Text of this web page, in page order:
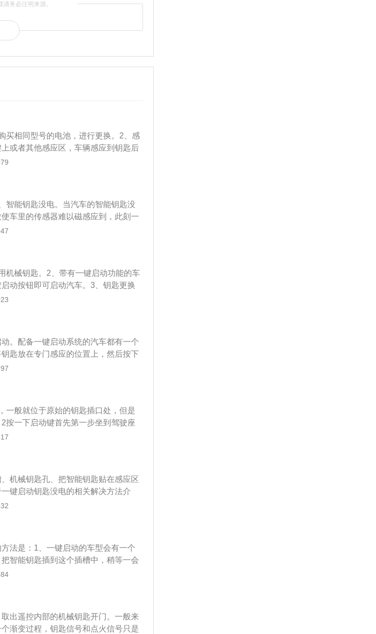
务必注明来源。
买相同型号的电池，进行更换。2、感
或者其他感应区，车辆感应到钥匙后
钥匙的插槽，可以将智能钥匙直接
有机械钥匙的钥匙片，将钥匙片插
都是有使用寿命的，一旦发现电池没
用。车主如果发现钥匙的灵敏度变
电量变低，建议及早更换，或者购买
智能钥匙没电。当汽车的智能钥匙没
车里的传感器难以磁感应到，此刻一
智能钥匙都是会配置一个机械设备锁
，这暗含着一个安全隐患，那便是时
启动受阻。解决方案：上下旋转汽车
键释放出来支撑力解除方向盘锁；将
孔开展运行。3、车辆电瓶亏电。一
推动启动机、起动机出现异常没法推
据大灯、音响喇叭开展分辨。如果确
进行维修。4、按钮损坏。可能是一
不良。解决方案：及时更换插头或按
及时更换。6、车身和发动机接地线
主去维修店维修传感器，若损坏严重
是：无线射频识别技术性，根据感应
司机靠近车子时，车辆自动检索买车
，不用采用锁匙。
机械钥匙。2、带有一键启动功能的车
动按钮即可启动汽车。3、钥匙更换
近、或无法遥控车辆，以及由于电池
型号为CR2032的遥控器电池。钥匙
部有一个银白色的按钮，按下就会弹
看到一个卡扣，用扁平的螺丝刀去撬
坏；3、出现缝隙后，扳开车钥匙的
，一边是橡胶垫，防护电池用的；
。配备一键启动系统的汽车都有一个
匙放在专门感应的位置上，然后按下
：现在的很多车型都配备了一键启动
只要车辆感应到遥控钥匙的存在，就
门，直接按一下门把手上的小方块，
辆都有应急启动的方法，就是为了预
要显示未发现遥控器钥匙，都需要把
辆车应急启动的地方不同，大多都在
一般标有钥匙或者开锁的图标，钥匙
一般就位于原始的钥匙插口处，但是
按一下启动键首先第一步坐到驾驶座
亮，然后再按多一下，此时车辆进行
踩下脚踩，挂上D挡，松开手刹，缓
成。
机械钥匙孔、把智能钥匙贴在感应区
键启动钥匙没电的相关解决方法介
会有一个智能钥匙的插槽，有的车
一会，车辆就会感应到钥匙的存在，
置一键启动的车型，是有金属钥匙发
控钥匙内的钥匙片插进去，像普通的
键发起按钮的后边，需要把一键发起
贴在感应区上：当智能钥匙没电以
是最大限度利用智能钥匙的感应效
有点悬。4、换置电池：像家庭里面
电池即可。同理，可以去4S店重新置
法是：1、一键启动的车型会有一个
智能钥匙插到这个插槽中，稍等一会
找到机械钥匙孔把遥控钥匙内的钥
候即可启动车辆；4、直接更换电
是实现简约启动过程的一个按钮装
匙锁头的位置改装，也可以独立面板
出遥控内部的机械钥匙开门。一般来
渐变过程，钥匙信号和点火信号只是